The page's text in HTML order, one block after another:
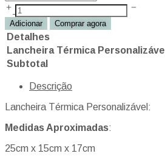
Adicionar Comprar agora
Detalhes
Lancheira Térmica Personalizável
Subtotal
Descrição
Lancheira Térmica Personalizável:
Medidas Aproximadas:
25cm x 15cm x 17cm